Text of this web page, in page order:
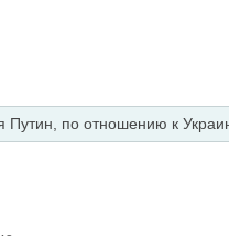
Путин, по отношению к